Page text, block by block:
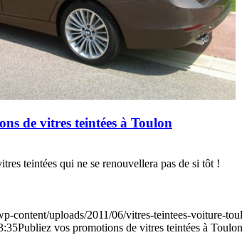
de vitres teintées à Toulon
teintées qui ne se renouvellera pas de si tôt !
content/uploads/2011/06/vitres-teintees-voiture-
Publiez vos promotions de vitres teintées à Toulon